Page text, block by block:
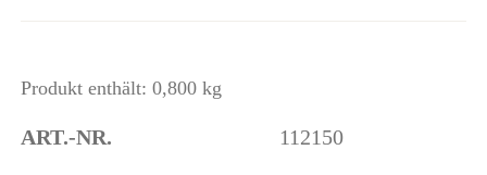
Produkt enthält: 0,800kg
ART.-NR. 112150